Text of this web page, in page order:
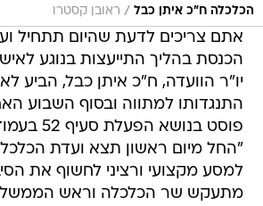
הכלכלה ח"כ איתן כבל / ראובן קסטרו
אתם צריכים לדעת שהיום תתחיל
הכנסת בהליך התייעצות בנוגע
יו"ר הוועדה, ח"כ איתן כבל, הביע
התנגדותו למתווה ובסוף השבוע
פוסט
"החל מיום ראשון תצא ועדת
למסע מקצועי ורציני לחשוף את
מתעקש שר הכלכלה וראש